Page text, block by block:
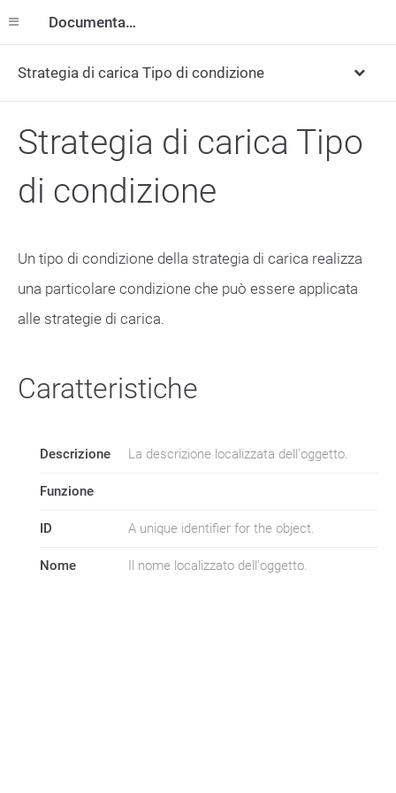
Documentazione
Strategia di carica Tipo di condizione
Strategia di carica Tipo
di condizione
Un tipo di condizione della strategia di carica realizza
una particolare condizione che può essere applicata
alle strategie di carica.
Caratteristiche
Descrizione La descrizione localizzata dell'oggetto.
Funzione
ID A unique identifier for the object.
Nome Il nome localizzato dell'oggetto.